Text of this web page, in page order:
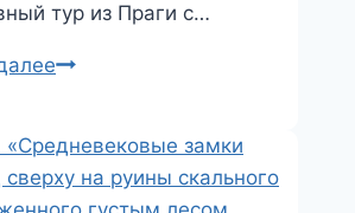
тур из Праги с…
Кутна
Чешский
Штернберг